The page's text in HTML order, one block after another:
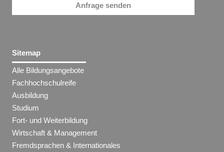
Anfrage senden
Sitemap
Alle Bildungsangebote
Fachhochschulreife
Ausbildung
Studium
Fort- und Weiterbildung
Wirtschaft & Management
Fremdsprachen & Internationales